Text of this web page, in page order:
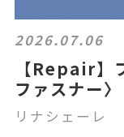
2026.07.06
【Repair】
ファスナー〉
リナシェーレ